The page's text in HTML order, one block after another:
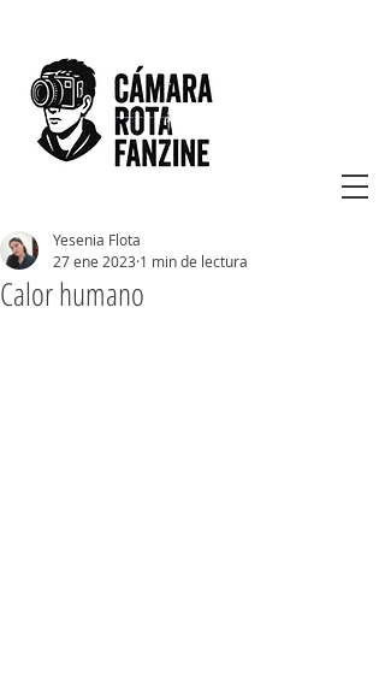
Calor humano
Yesenia Flota
27 ene 2023 1 min de lectura